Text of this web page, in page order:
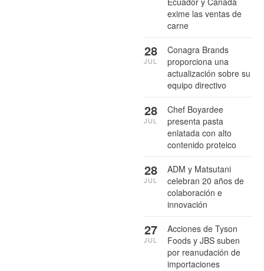
exime las ventas de
carne
Conagra Brands
proporciona una
actualización sobre su
equipo directivo
28
JUL
Chef Boyardee
presenta pasta
enlatada con alto
contenido proteico
28
JUL
ADM y Matsutani
celebran 20 años de
colaboración e
innovación
28
JUL
Acciones de Tyson
Foods y JBS suben
por reanudación de
importaciones
27
JUL